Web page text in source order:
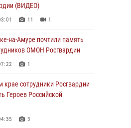
женщине, потерявшей
массового мероприятия
2
акция
(ВИДЕО)
11 1
на-Амуре почтили память
ОМОН Росгвардии
1
крае сотрудники Росгвардии
Героев Российской
3